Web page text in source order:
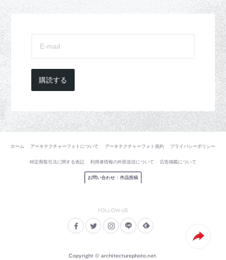
購読する
ホーム アーキテクチャーフォトについて アーキテクチャーフォト規約 プライバシーポリシー
特定商取引法に関する表記 利用者情報の外部送信について 広告掲載について
お問い合わせ / 作品投稿
Copyright © architecturephoto.net.